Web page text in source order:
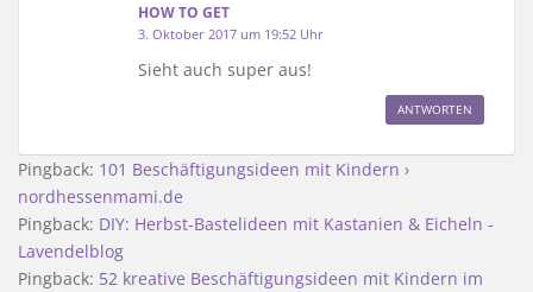
HOW TO GET
3. Oktober 2017 um 19:52 Uhr
Sieht auch super aus!
ANTWORTEN
Pingback: 101 Beschäftigungsideen mit Kindern ›
nordhessenmami.de
Pingback: DIY: Herbst-Bastelideen mit Kastanien & Eicheln -
Lavendelblog
Pingback: 52 kreative Beschäftigungsideen mit Kindern im